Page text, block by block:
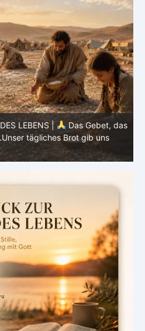
LEBENS |
Das Gebet, das
Wille geschehe